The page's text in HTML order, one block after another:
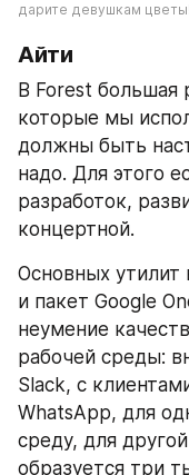
дарите девушкам цветы!
Айти
В Forest большая
которые мы
должны быть
надо. Для этого
разработок,
концертной.
Основных утилит
и пакет Google
неумение
рабочей среды:
Slack, с
WhatsApp, для
среду, для
образуется три